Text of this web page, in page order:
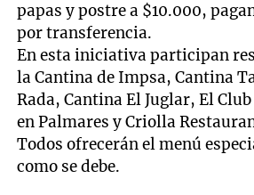
papas y postre a $10.000,
por transferencia.
En esta iniciativa participan
la Cantina de Impsa, Cantina
Rada, Cantina El Juglar, El
en Palmares y Criolla
Todos ofrecerán el menú
como se debe.